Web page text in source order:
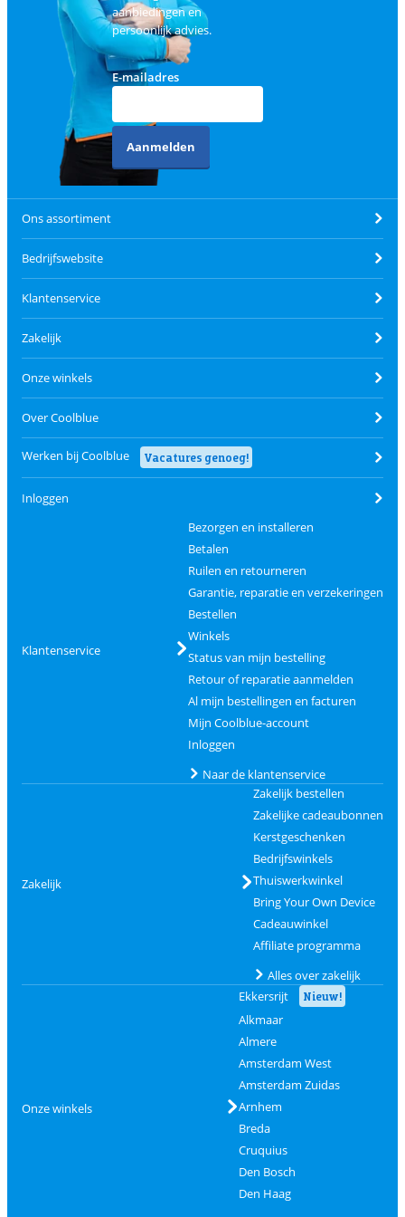
aanbiedingen en
persoonlijk advies.
E-mailadres
Aanmelden
Ons assortiment
Bedrijfswebsite
Klantenservice
Zakelijk
Onze winkels
Over Coolblue
Werken bij Coolblue Vacatures genoeg!
Inloggen
Klantenservice
Bezorgen en installeren
Betalen
Ruilen en retourneren
Garantie, reparatie en verzekeringen
Bestellen
Winkels
Status van mijn bestelling
Retour of reparatie aanmelden
Al mijn bestellingen en facturen
Mijn Coolblue-account
Inloggen
Naar de klantenservice
Zakelijk
Zakelijk bestellen
Zakelijke cadeaubonnen
Kerstgeschenken
Bedrijfswinkels
Thuiswerkwinkel
Bring Your Own Device
Cadeauwinkel
Affiliate programma
Alles over zakelijk
Onze winkels
Ekkersrijt Nieuw!
Alkmaar
Almere
Amsterdam West
Amsterdam Zuidas
Arnhem
Breda
Cruquius
Den Bosch
Den Haag